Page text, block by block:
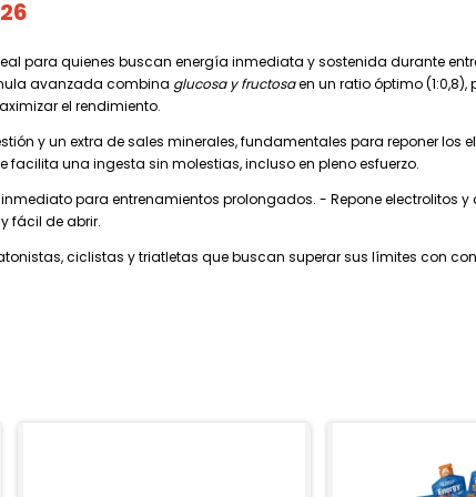
para quienes buscan energía inmediata y sostenida durante
avanzada combina glucosa y fructosaen un ratio óptimo
el rendimiento.
y un extra de sales minerales, fundamentales para reponer los
una ingesta sin molestias, incluso en pleno esfuerzo.
para entrenamientos prolongados. - Repone electrolitos
fácil de abrir.
ciclistas y triatletas que buscan superar sus límites con